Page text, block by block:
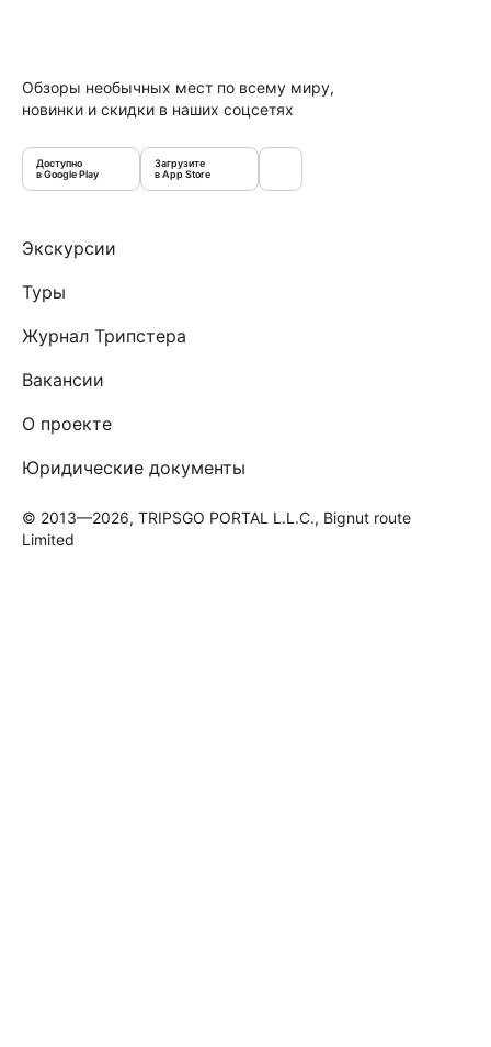
Обзоры необычных мест по всему миру,
новинки и скидки в наших соцсетях
Доступно
в Google Play
Загрузите
в App Store
Экскурсии
Туры
Журнал Трипстера
Вакансии
О проекте
Юридические документы
© 2013—2026, TRIPSGO PORTAL L.L.C., Bignut route
Limited